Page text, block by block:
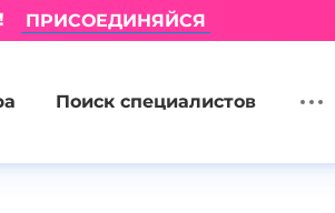
! ПРИСОЕДИНЯЙСЯ
Поиск специалистов